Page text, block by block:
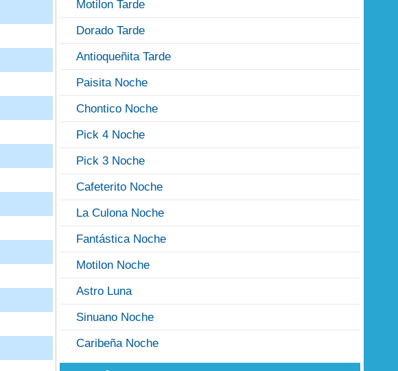
Motilon Tarde
Dorado Tarde
Antioqueñita Tarde
Paisita Noche
Chontico Noche
Pick 4 Noche
Pick 3 Noche
Cafeterito Noche
La Culona Noche
Fantástica Noche
Motilon Noche
Astro Luna
Sinuano Noche
Caribeña Noche